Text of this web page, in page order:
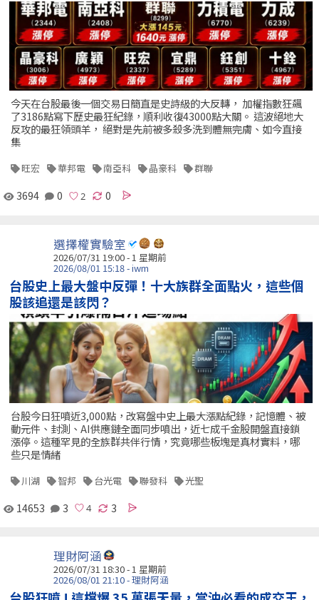
今天在台股最後一個交易日簡直是史詩級的大反轉， 加權指數狂飆
了3186點寫下歷史最狂紀錄，順利收復43000點大關。 這波絕地大
反攻的最狂領頭羊， 絕對是先前被多殺多洗到體無完膚、如今直接
集
旺宏 華邦電 南亞科 晶豪科 群聯
3694 0 0
選擇權實驗室
2026/07/31 19:00 - 1 星期前
2026/08/01 15:18 - iwm
台股史上最大盤中反彈！十大族群全面點火，這些個
股該追還是該閃？
台股今日狂噴近3,000點，改寫盤中史上最大漲點紀錄，記憶體、被
動元件、封測、AI供應鏈全面同步噴出，近七成千金股開盤直接鎖
漲停。這種罕見的全族群共伴行情，究竟哪些板塊是真材實料，哪
些只是情緒
川湖 智邦 台光電 聯發科 光聖
14653 3 3
理財阿涵
2026/07/31 18:30 - 1 星期前
2026/08/01 21:10 - 理財阿涵